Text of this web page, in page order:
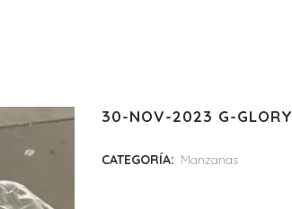
30-NOV-2023 G-GLORY
CATEGORÍA: Manzanas